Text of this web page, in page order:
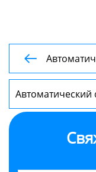

для
сварки прямых